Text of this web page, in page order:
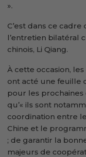
».
C’est dans ce
l’entretien bilatéral
chinois, Li Qiang.
À cette occasion,
ont acté une feuille
pour les prochaines
qu’« ils sont
coordination entre
Chine et le
; de garantir la
majeurs de